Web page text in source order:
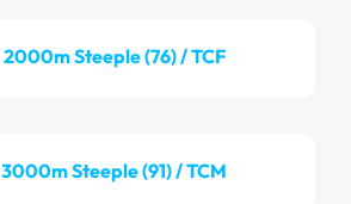
2000m Steeple (76) / TCF
3000m Steeple (91) / TCM